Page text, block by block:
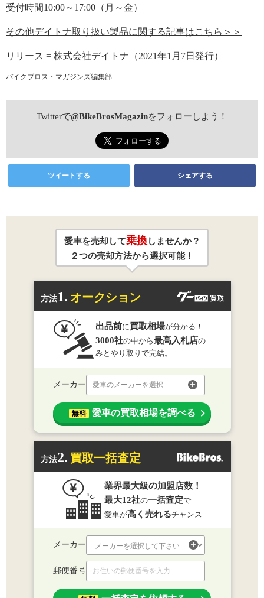
受付時間10:00～17:00（月～金）
その他デイトナ取り扱い製品に関する記事はこちら＞＞
リリース = 株式会社デイトナ（2021年1月7日発行）
バイクブロス・マガジンズ編集部
Twitterで@BikeBrosMagazinをフォローしよう！
ツイートする シェアする
愛車を売却して乗換しませんか？
２つの売却方法から選択可能！
方法1. オークション
出品前に 買取相場が分かる！
3000社の中から最高入札店の
みとやり取りで完結。
メーカー 愛車のメーカーを選択
無料 愛車の買取相場を調べる
方法2. 買取一括査定
業界最大級の加盟店数！
最大12社の一括査定で
愛車が高く売れるチャンス
メーカー
郵便番号